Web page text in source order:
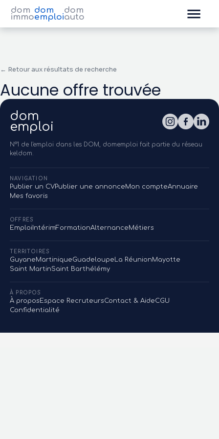
dom
immo
dom
emploi
dom
auto
← Retour aux résultats de recherche
Aucune offre trouvée
dom
emploi
N°1 de l'emploi dans les DOM, domemploi fait partie du réseau
keldom.
NAVIGATION
Publier un CVPublier une annonceMon compteAnnuaire
Mes favoris
OFFRES
EmploiIntérimFormationAlternanceMétiers
TERRITOIRES
GuyaneMartiniqueGuadeloupe La RéunionMayotte
Saint MartinSaint Barthélémy
À PROPOS
À propos Espace RecruteursContact & AideCGU
Confidentialité